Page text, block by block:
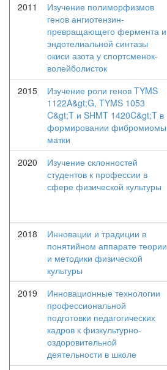
2011
Изучение полиморфизмов
генов ангиотензин-
превращающего фермента и
эндотелиальной синтазы
окиси азота у спортсменок-
волейболисток
2015
Изучение роли генов TYMS
1122A&gt;G, TYMS 1053
C&gt;T и SHMT 1420C&gt;T в
формировании фибромиомы
матки
2020
Изучение склонностей
студентов к профессии в
сфере физической культуры
2018
Инновации и традиции в
понятийном аппарате теории
и методики физической
культуры
2019
Инновационные технологии
профессиональной
подготовки педагогических
кадров к физкультурно-
оздоровительной
деятельности в школе